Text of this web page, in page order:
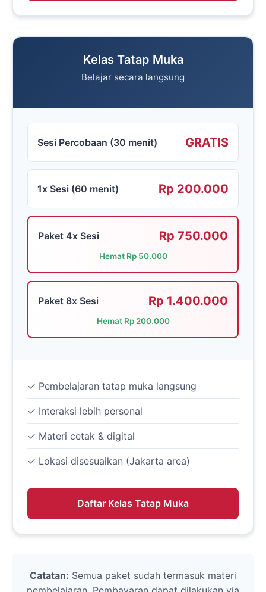
Kelas Tatap Muka
Belajar secara langsung
Sesi Percobaan (30 menit) GRATIS
1x Sesi (60 menit) Rp 200.000
Paket 4x Sesi Rp 750.000
Hemat Rp 50.000
Paket 8x Sesi Rp 1.400.000
Hemat Rp 200.000
✓ Pembelajaran tatap muka langsung
✓ Interaksi lebih personal
✓ Materi cetak & digital
✓ Lokasi disesuaikan (Jakarta area)
Daftar Kelas Tatap Muka
Catatan: Semua paket sudah termasuk materi